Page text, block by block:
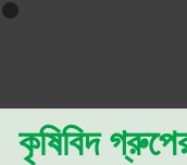
কৃষিবিদ